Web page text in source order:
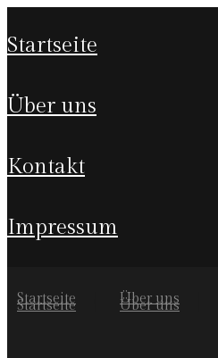
startseite
über uns
kontakt
impressum
Startseite Über uns
Startseite Über uns